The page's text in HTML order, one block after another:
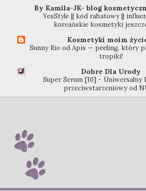
By Kamila-JK- blog
YesStyle || kod rabatowy ||
koreańskie kosmetyki
Kosmetyki moim
Sunny Rio od Apis — peeling, który
tropiki!
Dobre Dla Urody
Super Serum [10] - Uniwersalny
przeciwstarzeniowy od